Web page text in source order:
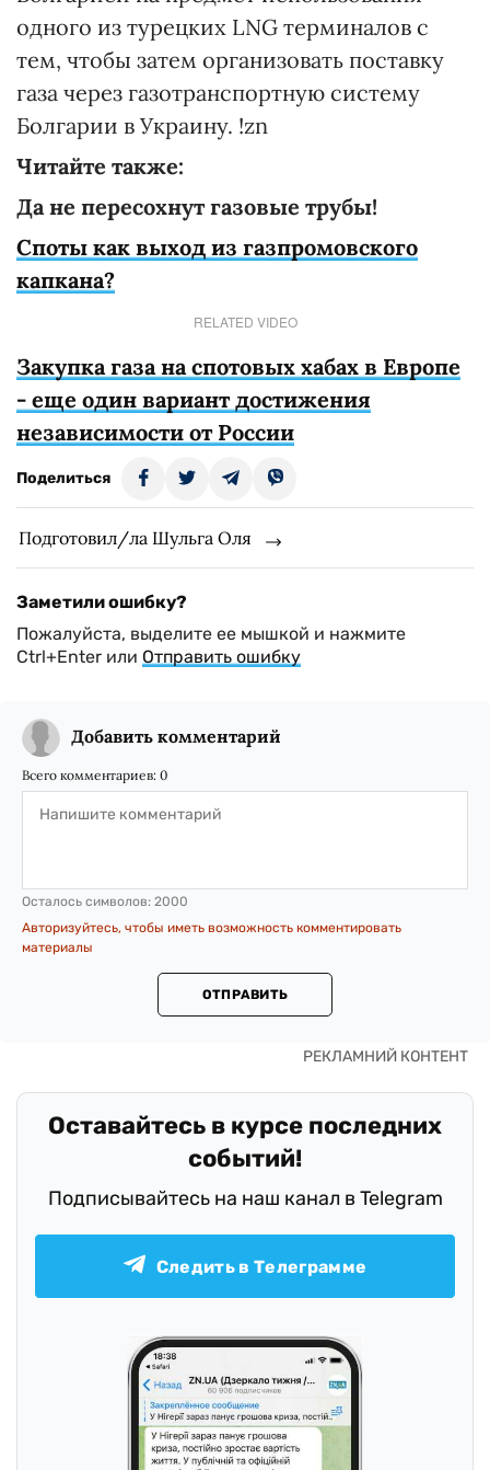
одного из турецких LNG терминалов с
тем, чтобы затем организовать поставку
газа через газотранспортную систему
Болгарии в Украину. !zn
Читайте также:
Да не пересохнут газовые трубы!
Споты как выход из газпромовского
капкана?
RELATED VIDEO
Закупка газа на спотовых хабах в Европе
- еще один вариант достижения
независимости от России
Поделиться
Подготовил/ла Шульга Оля
Заметили ошибку?
Пожалуйста, выделите ее мышкой и нажмите
Ctrl+Enter или Отправить ошибку
Добавить комментарий
Всего комментариев: 0
Осталось символов: 2000
Авторизуйтесь, чтобы иметь возможность комментировать
материалы
ОТПРАВИТЬ
Оставайтесь в курсе последних
событий!
Подписывайтесь на наш канал в Telegram
Следить в Телеграмме